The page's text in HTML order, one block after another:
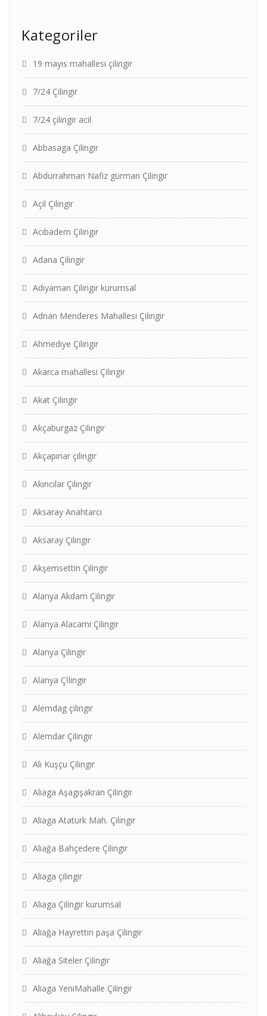
Kategoriler
19 mayıs mahallesi çilingir
7/24 Çilingir
7/24 çilingir acil
Abbasaga Çilingir
Abdurrahman Nafiz gürman Çilingir
Açil Çilingir
Acıbadem Çilingir
Adana Çilingir
Adıyaman Çilingir kurumsal
Adnan Menderes Mahallesi Çilingir
Ahmediye Çilingir
Akarca mahallesi Çilingir
Akat Çilingir
Akçaburgaz Çilingir
Akçapınar çilingir
Akıncılar Çilingir
Aksaray Anahtarcı
Aksaray Çilingir
Akşemsettin Çilingir
Alanya Akdam Çilingir
Alanya Alacami Çilingir
Alanya Çilingir
Alanya Çİlingir
Alemdag çilingir
Alemdar Çilingir
Ali Kuşçu Çilingir
Aliaga Aşagışakran Çilingir
Aliaga Atatürk Mah. Çilingir
Aliağa Bahçedere Çilingir
Aliaga çilingir
Aliaga Çilingir kurumsal
Aliağa Hayrettin paşa Çilingir
Aliağa Siteler Çilingir
Aliaga YeniMahalle Çilingir